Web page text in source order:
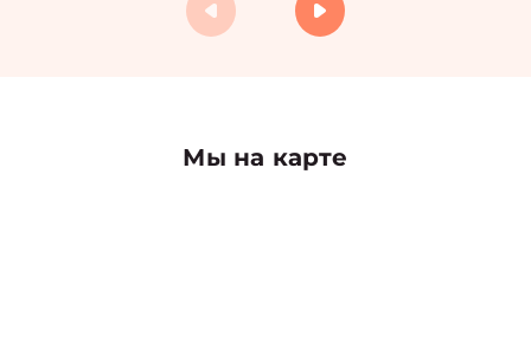
Мы на карте